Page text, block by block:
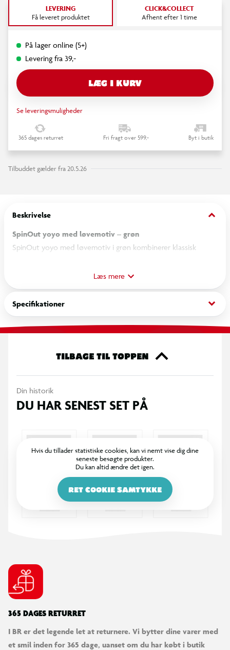
LEVERING
Få leveret produktet
CLICK&COLLECT
Afhent efter 1 time
På lager online (5+)
Levering fra 39,-
LÆG I KURV
Se leveringsmuligheder
365 dages returret Fri fragt over 599,- Byt i butik
Tilbuddet gælder fra 20.5.26
Beskrivelse keyboard_arrow_down
SpinOut yoyo med løvemotiv – grøn
SpinOut yoyo med løvemotiv i grøn kombinerer klassisk
opmærksomhed. Det grønne design med løveprint giver et
livligt og fantasifuldt udtryk, når yoyoen snurrer gennem
luften, og gør legen ekstra underholdende.
Yoyoen er nem at bruge, så både begyndere og mere erfarne
øje-koordination på en sjov måde. Den er perfekt til individuel
Læs mere
Specifikationer keyboard_arrow_down
TILBAGE TIL TOPPEN
Din historik
DU HAR SENEST SET PÅ
Hvis du tillader statistiske cookies, kan vi nemt vise dig dine
seneste besøgte produkter.
Du kan altid ændre det igen.
RET COOKIE SAMTYKKE
365 DAGES RETURRET
I BR er det legende let at returnere. Vi bytter dine varer med
et smil inden for 365 dage, uanset om du har købt i butik